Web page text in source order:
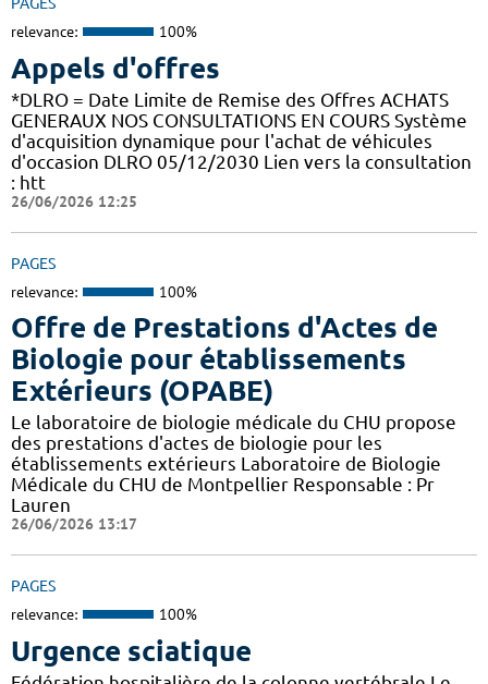
PAGES
relevance: 100%
Appels d'offres
*DLRO = Date Limite de Remise des Offres ACHATS
GENERAUX NOS CONSULTATIONS EN COURS Système
d'acquisition dynamique pour l'achat de véhicules
d'occasion DLRO 05/12/2030 Lien vers la consultation
: htt
26/06/2026 12:25
PAGES
relevance: 100%
Offre de Prestations d'Actes de
Biologie pour établissements
Extérieurs (OPABE)
Le laboratoire de biologie médicale du CHU propose
des prestations d'actes de biologie pour les
établissements extérieurs Laboratoire de Biologie
Médicale du CHU de Montpellier Responsable : Pr
Lauren
26/06/2026 13:17
PAGES
relevance: 100%
Urgence sciatique